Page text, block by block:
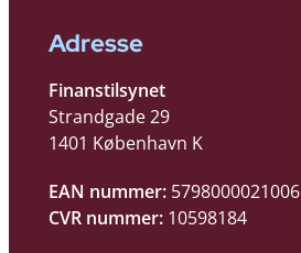
Adresse
Finanstilsynet
Strandgade 29
1401 København K
EAN nummer: 5798000021006
CVR nummer: 10598184